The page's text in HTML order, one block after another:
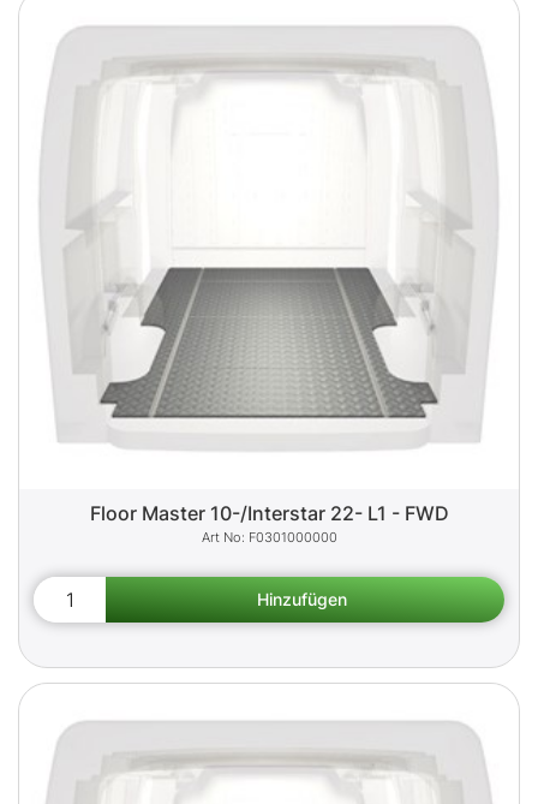
Floor Master 10-/Interstar 22- L1 - FWD
F0301000000